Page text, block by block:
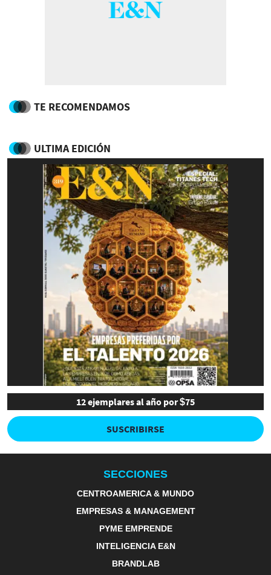
TE RECOMENDAMOS
ULTIMA EDICIÓN
12 ejemplares al año por $75
SUSCRIBIRSE
SECCIONES
CENTROAMERICA & MUNDO
EMPRESAS & MANAGEMENT
PYME EMPRENDE
INTELIGENCIA E&N
BRANDLAB